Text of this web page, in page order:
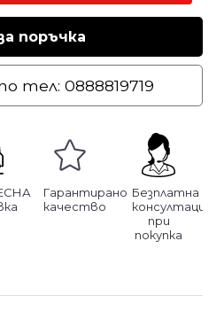
поръчка
тел: 0888819719
Гарантирано
качество
Безплатна
консултация
при
покупка